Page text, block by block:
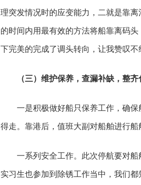
理突发情况时的应变能力，二就是靠
的时间内用最有效的方法将船靠离码
下完美的完成了调头转向，让我赞叹不
（三）维护保养，查漏补缺，整齐
一是积极做好船只保养工作，确
得走。靠港后，值班大副对船舶进行
一系列安全工作。此次停航要对
实习生也参加到除锈工作当中，我们